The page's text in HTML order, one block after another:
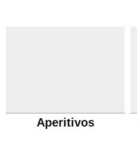
Aperitivos